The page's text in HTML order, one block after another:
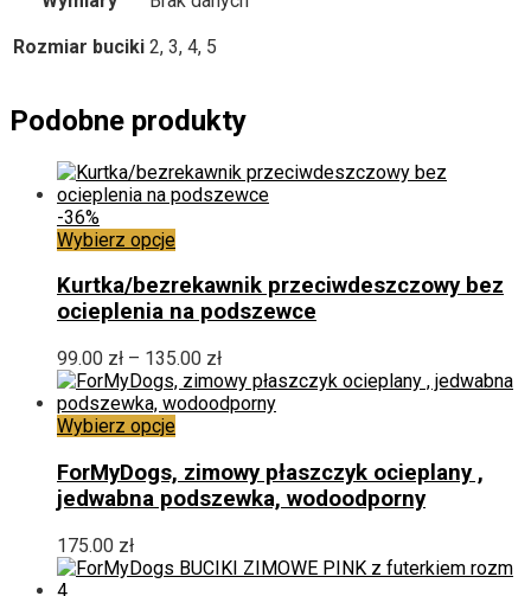
Rozmiar buciki 2, 3, 4, 5
Podobne produkty
-36%
Wybierz opcjeTen
ma
wiele
wariantów.
Opcje
można
wybrać
na
stronie
produktu
Kurtka/bezrekawnik przeciwdeszczowy bez
ocieplenia na podszewce
99.00 zł – 135.00 złZakres
cen:
od
135.00 zł
Wybierz opcjeTen
ma
wiele
wariantów.
można
wybrać
ForMyDogs, zimowy płaszczyk ocieplany ,
jedwabna podszewka, wodoodporny
175.00 zł